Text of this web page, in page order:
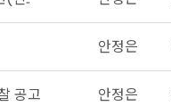
안정은
공고 안정은